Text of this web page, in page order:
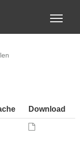
Toggle
Download